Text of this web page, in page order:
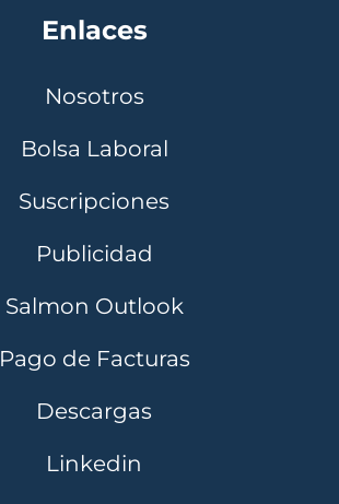
Enlaces
Nosotros
Bolsa Laboral
Suscripciones
Publicidad
Salmon Outlook
Pago de Facturas
Descargas
Linkedin